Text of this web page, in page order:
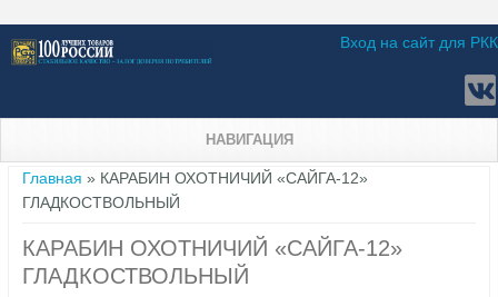
Вход на сайт для РКК
НАВИГАЦИЯ
Вы здесь
Главная » КАРАБИН ОХОТНИЧИЙ «САЙГА-12»
ГЛАДКОСТВОЛЬНЫЙ
КАРАБИН ОХОТНИЧИЙ «САЙГА-12»
ГЛАДКОСТВОЛЬНЫЙ